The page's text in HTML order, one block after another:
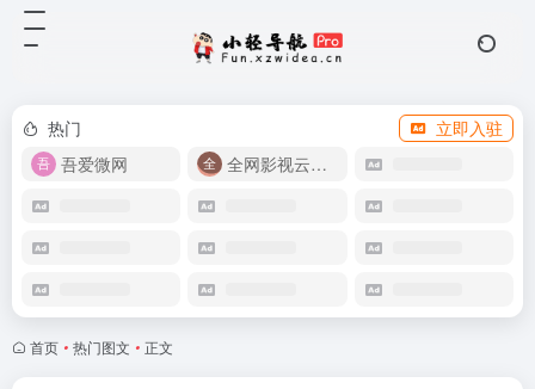
热门
立即入驻
吾爱微网
全网影视云盘资源
首页 • 热门图文 • 正文